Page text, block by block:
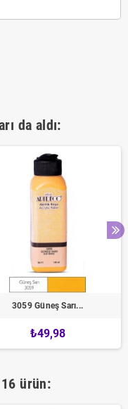
da aldı:
3059 Güneş Sarı...
₺49,98
ürün: